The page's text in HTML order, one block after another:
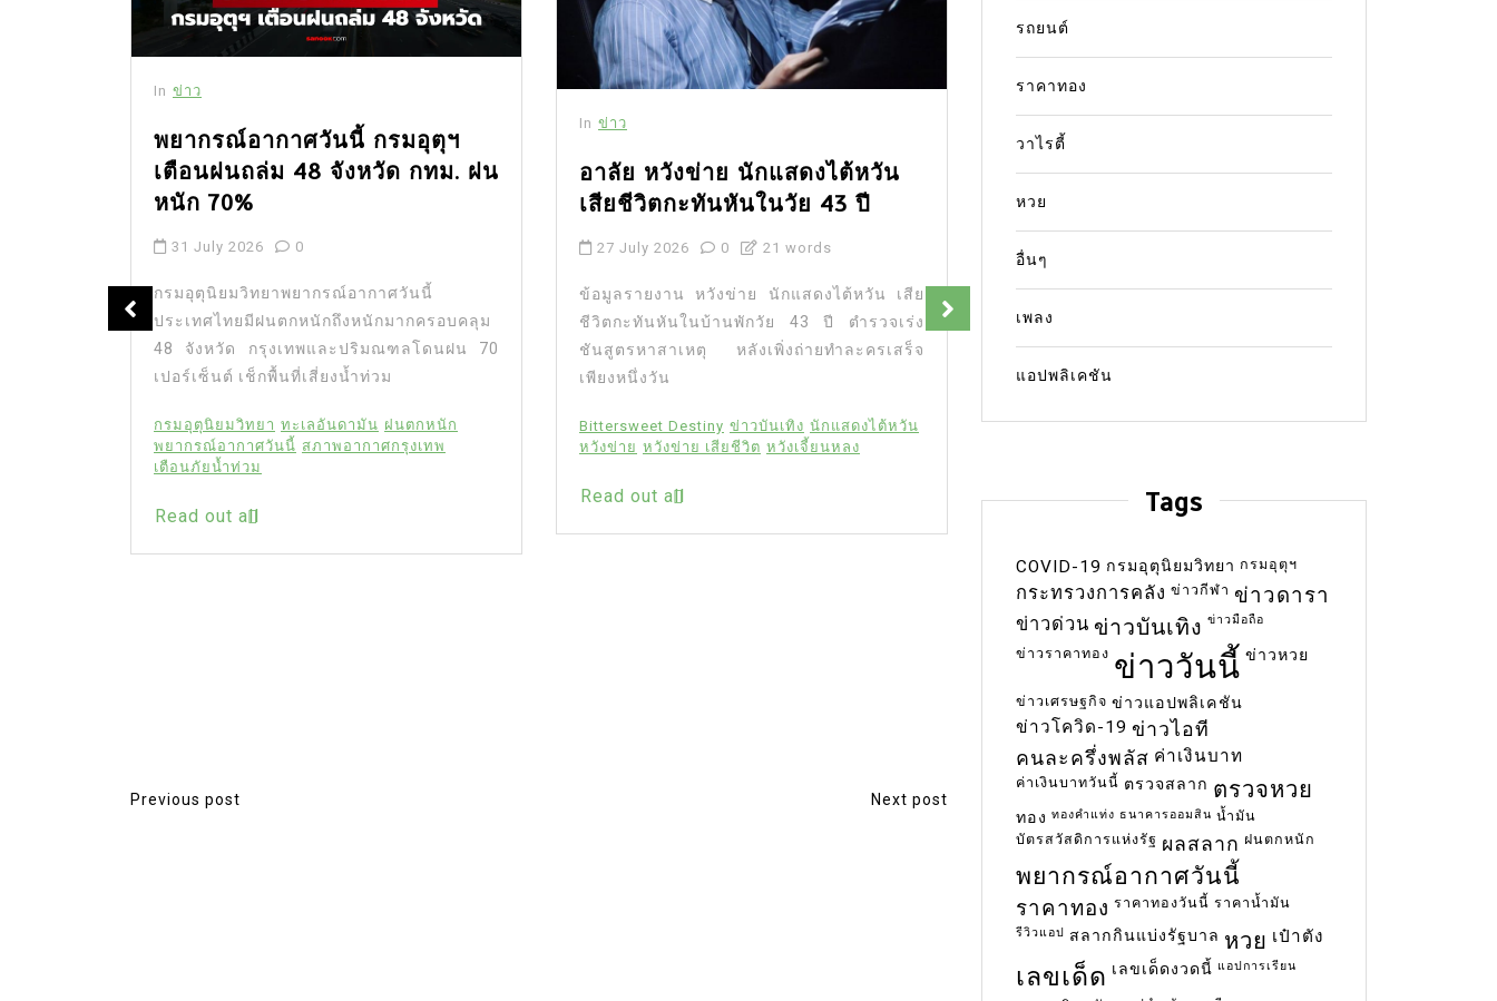
พยากรณ์อากาศวันนี้ กรมอุตุฯ
เตือนฝนถล่ม 48 จังหวัด กทม. ฝน
หนัก 70%
31 July 2026 0
กรมอุตุนิยมวิทยาพยากรณ์อากาศวันนี้
ประเทศไทยมีฝนตกหนักถึงหนักมากครอบคลุม
48 จังหวัด กรุงเทพและปริมณฑลโดนฝน 70
เปอร์เซ็นต์ เช็กพื้นที่เสี่ยงน้ำท่วม
กรมอุตุนิยมวิทยา ทะเลอันดามัน ฝนตกหนัก
พยากรณ์อากาศวันนี้ สภาพอากาศกรุงเทพ
เตือนภัยน้ำท่วม
Read out all
อาลัย หวังข่าย นักแสดงไต้หวัน
เสียชีวิตกะทันหันในวัย 43 ปี
27 July 2026 0 21 words
ข้อมูลรายงาน หวังข่าย นักแสดงไต้หวัน เสีย
ชีวิตกะทันหันในบ้านพักวัย 43 ปี ตำรวจเร่ง
ชันสูตรหาสาเหตุ หลังเพิ่งถ่ายทำละครเสร็จ
เพียงหนึ่งวัน
Bittersweet Destiny ข่าวบันเทิง นักแสดงไต้หวัน
หวังข่าย เสียชีวิต หวังเจี้ยนหลง
Read out all
In
ปรากฏการณ์ Backdraft คือ
อะไร? สรุปกลไกระเบิดมรณะใน
พื้นที่ปิดแบบเข้าใจง่าย
14 July 2026
เจาะลึกปรากฏการณ์ Backdraft คืออะไร
เรียนรู้กลไกการระเบิดจากกรณีศึกษาเพลิงไหม้
เพื่อการออกแบบระบบดับเพลิงและโครงสร้าง
อาคารที่ปลอดภัย
Backdraft คืออะไร ความปลอดภัยในอาคาร
P
Previous post Next post
รถยนต์
ราคาทอง
วาไรตี้
หวย
อื่นๆ
เพลง
แอปพลิเคชัน
Tags
COVID-19 กรมอุตุนิยมวิทยา กรมอุตุฯ
กระทรวงการคลัง ข่าวกีฬา ข่าวดารา
ข่าวด่วน ข่าวบันเทิง ข่าวมือถือ
ข่าวราคาทอง ข่าววันนี้ ข่าวหวย
ข่าวเศรษฐกิจ ข่าวแอปพลิเคชัน
ข่าวโควิด-19 ข่าวไอที
คนละครึ่งพลัส ค่าเงินบาท
ค่าเงินบาทวันนี้ ตรวจสลาก ตรวจหวย
ทอง ทองคำแท่ง ธนาคารออมสิน น้ำมัน
บัตรสวัสดิการแห่งรัฐ ผลสลาก ฝนตกหนัก
พยากรณ์อากาศวันนี้
ราคาทอง ราคาทองวันนี้ ราคาน้ำมัน
รีวิวแอป สลากกินแบ่งรัฐบาล หวย เป๋าตัง
เลขเด็ด เลขเด็ดงวดนี้ แอปการเรียน